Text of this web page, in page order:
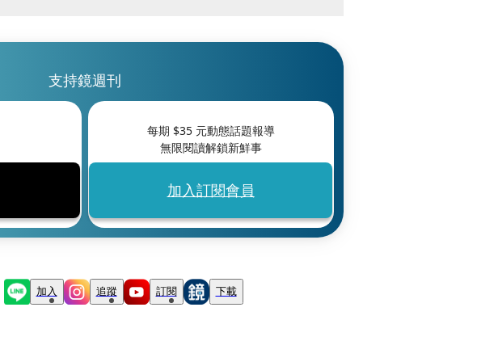
支持鏡週刊
每期 $35元動態話題報導
無限閱讀解鎖新鮮事
加入訂閱會員
加入 追蹤 訂閱 下載